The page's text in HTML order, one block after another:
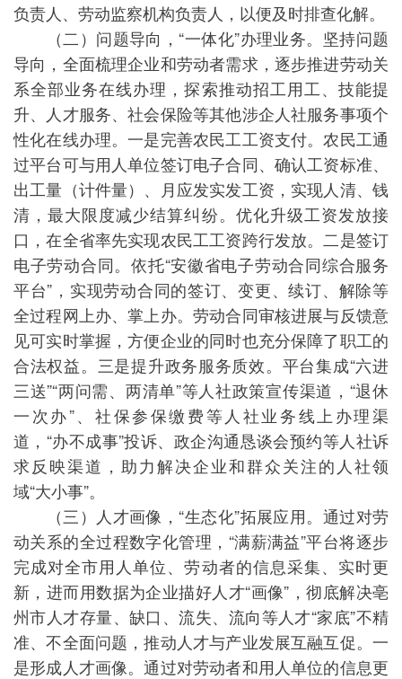
负责人、劳动监察机构负责人，以便及时排查化解。
（二）问题导向，“一体化”办理业务。坚持问题
导向，全面梳理企业和劳动者需求，逐步推进劳动关
系全部业务在线办理，探索推动招工用工、技能提
升、人才服务、社会保险等其他涉企人社服务事项个
性化在线办理。一是完善农民工工资支付。农民工通
过平台可与用人单位签订电子合同、确认工资标准、
出工量（计件量）、月应发实发工资，实现人清、钱
清，最大限度减少结算纠纷。优化升级工资发放接
口，在全省率先实现农民工工资跨行发放。二是签订
电子劳动合同。依托“安徽省电子劳动合同综合服务
平台”，实现劳动合同的签订、变更、续订、解除等
全过程网上办、掌上办。劳动合同审核进展与反馈意
见可实时掌握，方便企业的同时也充分保障了职工的
合法权益。三是提升政务服务质效。平台集成“六进
三送”“两问需、两清单”等人社政策宣传渠道，“退休
一次办”、社保参保缴费等人社业务线上办理渠
道，“办不成事”投诉、政企沟通恳谈会预约等人社诉
求反映渠道，助力解决企业和群众关注的人社领
域“大小事”。
（三）人才画像，“生态化”拓展应用。通过对劳
动关系的全过程数字化管理，“满薪满益”平台将逐步
完成对全市用人单位、劳动者的信息采集、实时更
新，进而用数据为企业描好人才“画像”，彻底解决亳
州市人才存量、缺口、流失、流向等人才“家底”不精
准、不全面问题，推动人才与产业发展互融互促。一
是形成人才画像。通过对劳动者和用人单位的信息更